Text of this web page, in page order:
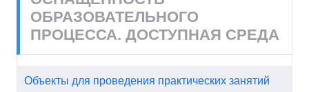
ОБРАЗОВАТЕЛЬНОГО
ПРОЦЕССА. ДОСТУПНАЯ СРЕДА
Объекты для проведения практических занятий